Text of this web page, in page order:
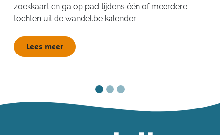
zoekkaart en ga op pad tijdens één of meerdere
tochten uit de wandel.be kalender.
Lees meer